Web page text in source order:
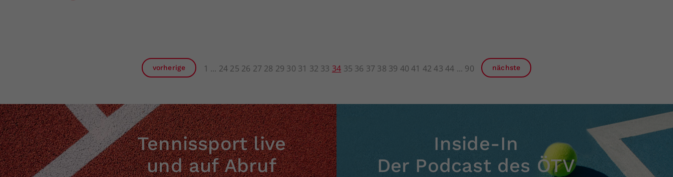
vorherige 1 24 25 26 27 28 29 30 31 32 33 34 35 36 37 38 39 40 41 42 43 44 90 nächste
Tennissport live
und auf Abruf
Inside-In
Der Podcast des ÖTV